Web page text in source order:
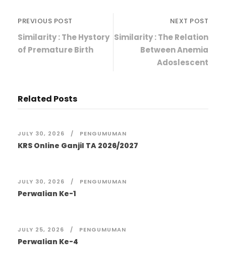
PREVIOUS POST
Similarity : The Hystory
of Premature Birth
NEXT POST
Similarity : The Relation
Between Anemia
Adoslescent
Related Posts
JULY 30, 2026 PENGUMUMAN
KRS Online Ganjil TA 2026/2027
JULY 30, 2026 PENGUMUMAN
Perwalian Ke-1
JULY 25, 2026 PENGUMUMAN
Perwalian Ke-4